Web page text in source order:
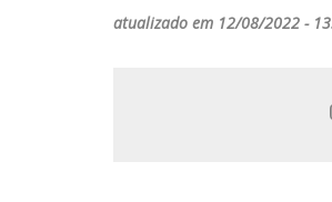
atualizado em 12/08/2022 -